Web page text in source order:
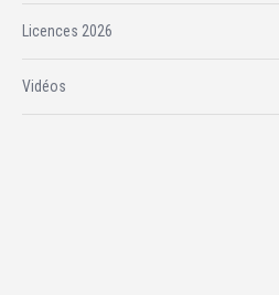
Licences 2026
Vidéos